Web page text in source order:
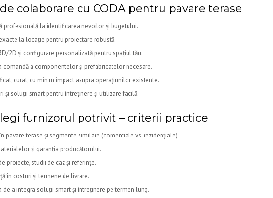
colaborare cu CODA pentru pavare terase
profesională la identificarea nevoilor și bugetului.
la locație pentru proiectare robustă.
2D și configurare personalizată pentru spațiul tău.
comandă a componentelor și prefabricatelor necesare.
curat, cu minim impact asupra operațiunilor existente.
și soluții smart pentru întreținere și utilizare facilă.
furnizorul potrivit – criterii practice
pavare terase și segmente similare (comerciale vs. rezidențiale).
și garanția producătorului.
proiecte, studii de caz și referințe.
în costuri și termene de livrare.
de a integra soluții smart și întreținere pe termen lung.